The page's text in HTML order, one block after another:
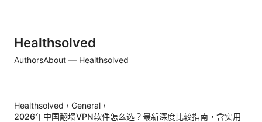
Healthsolved
AuthorsAbout — Healthsolved
Healthsolved › General ›
2026年中国翻墙VPN软件怎么选？最新深度比较指南，含实用